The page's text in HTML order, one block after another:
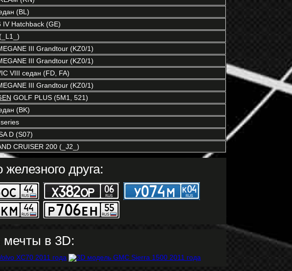
(BL)
Hatchback (GE)
III Grandtour (KZ0/1)
III Grandtour (KZ0/1)
VIII седан (FD, FA)
III Grandtour (KZ0/1)
GOLF PLUS (5M1, 521)
(BK)
D (S07)
CRUISER 200 (_J2_)
друга:
мечты в 3D: